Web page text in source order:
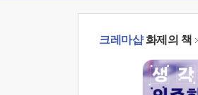
크레마샵화제의 책